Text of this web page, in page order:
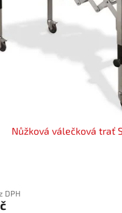
Nůžková válečková trať
DPH